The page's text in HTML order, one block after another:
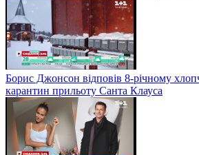
Борис Джонсон відповів 8-річному
карантин прильоту Санта Клауса